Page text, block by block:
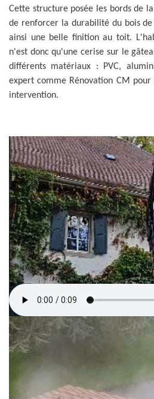
Cette structure posée les bords de
de renforcer la durabilité du bois
ainsi une belle finition au toit.
n'est donc qu'une cerise sur le
différents matériaux : PVC,
expert comme Rénovation CM
intervention.